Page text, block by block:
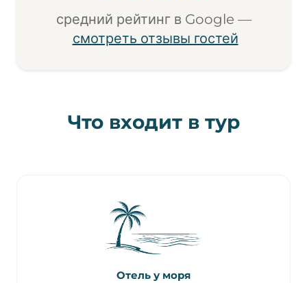
средний рейтинг в Google —
смотреть отзывы гостей
Что входит в тур
Отель у моря